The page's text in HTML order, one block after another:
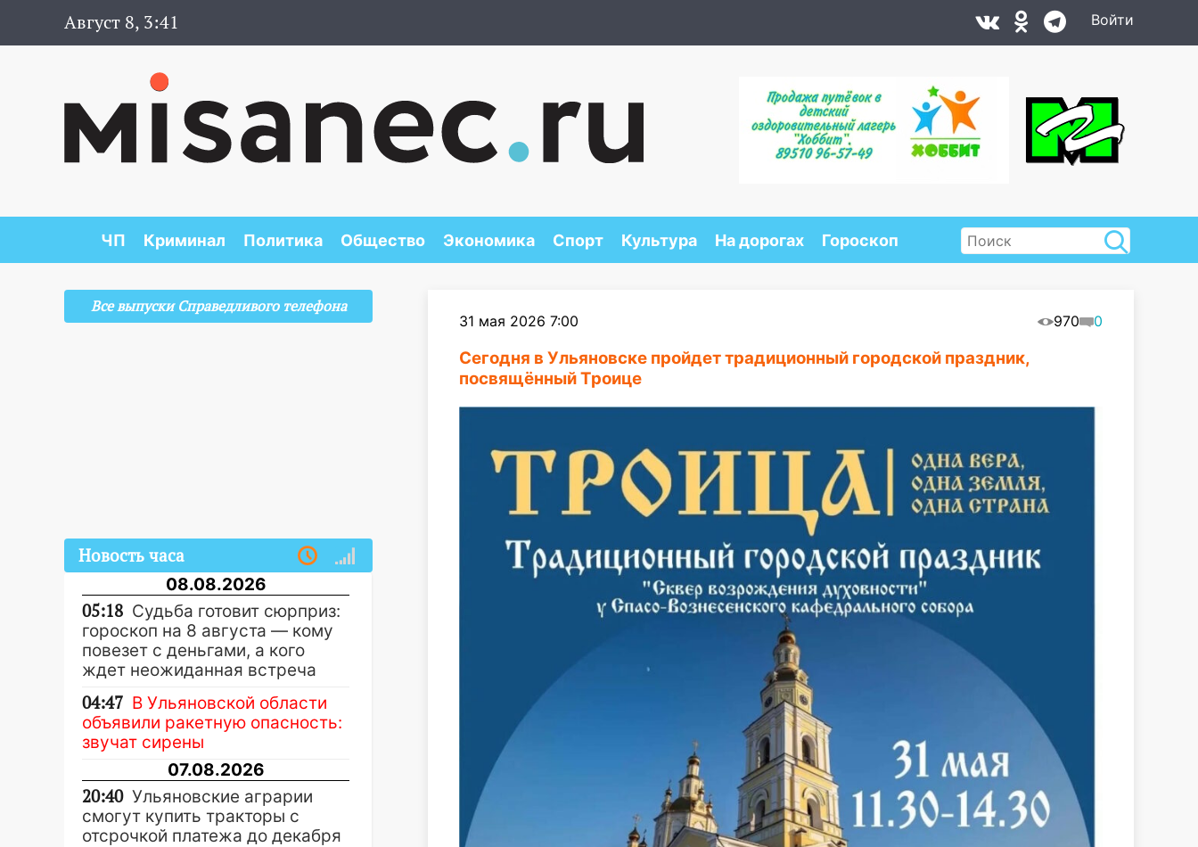
Август 8, 3:41 Войти
ЧП Криминал Политика Общество Экономика Спорт Культура На дорогах Гороскоп
31 мая 2026 7:00 970 0
Сегодня в Ульяновске пройдет традиционный городской праздник,
посвящённый Троице
Все выпуски Справедливого телефона
Новость часа
08.08.2026
05:18 Судьба готовит сюрприз:
гороскоп на 8 августа — кому
повезет с деньгами, а кого
ждет неожиданная встреча
04:47 В Ульяновской области
объявили ракетную опасность:
звучат сирены
07.08.2026
20:40 Ульяновские аграрии
смогут купить тракторы с
отсрочкой платежа до декабря